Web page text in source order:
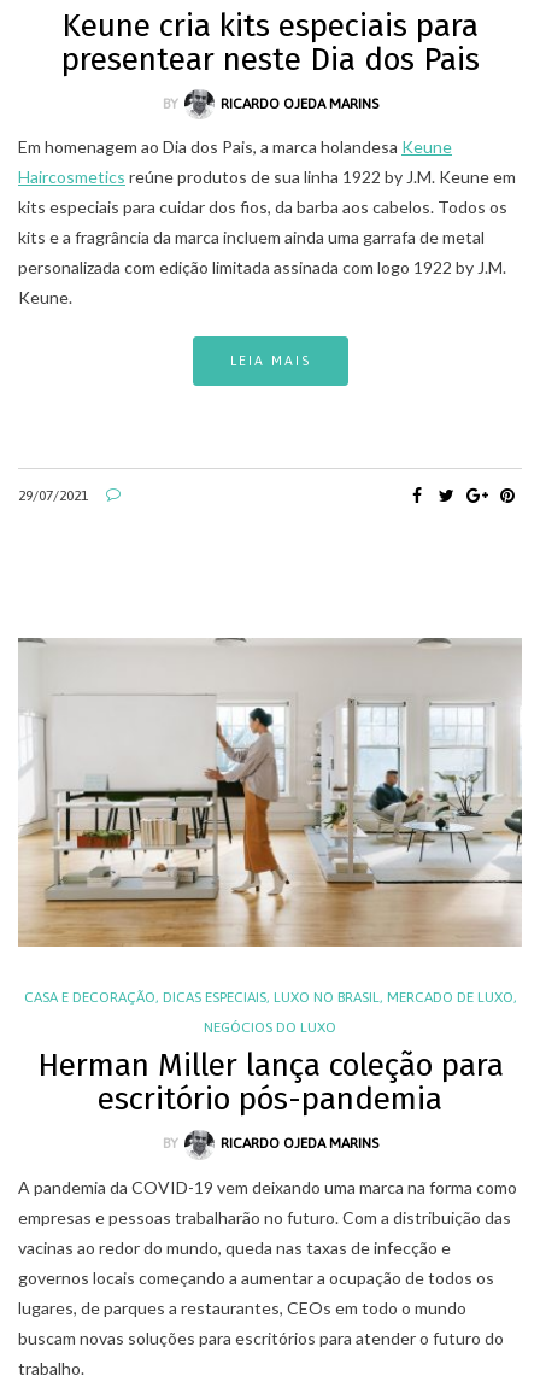
Keune cria kits especiais para
presentear neste Dia dos Pais
BY RICARDO OJEDA MARINS
Em homenagem ao Dia dos Pais, a marca holandesa Keune
Haircosmetics reúne produtos de sua linha 1922 by J.M. Keune em
kits especiais para cuidar dos fios, da barba aos cabelos. Todos os
kits e a fragrância da marca incluem ainda uma garrafa de metal
personalizada com edição limitada assinada com logo 1922 by J.M.
Keune.
LEIA MAIS
29/07/2021
CASA E DECORAÇÃO, DICAS ESPECIAIS, LUXO NO BRASIL, MERCADO DE LUXO,
NEGÓCIOS DO LUXO
Herman Miller lança coleção para
escritório pós-pandemia
BY RICARDO OJEDA MARINS
A pandemia da COVID-19 vem deixando uma marca na forma como
empresas e pessoas trabalharão no futuro. Com a distribuição das
vacinas ao redor do mundo, queda nas taxas de infecção e
governos locais começando a aumentar a ocupação de todos os
lugares, de parques a restaurantes, CEOs em todo o mundo
buscam novas soluções para escritórios para atender o futuro do
trabalho.